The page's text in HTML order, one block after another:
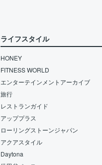
ライフスタイル
HONEY
FITNESS WORLD
エンターテインメントアーカイブ
旅行
レストランガイド
アッププラス
ローリングストーンジャパン
アクアスタイル
Daytona